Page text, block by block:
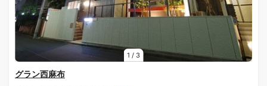
1 / 3
グラン西麻布